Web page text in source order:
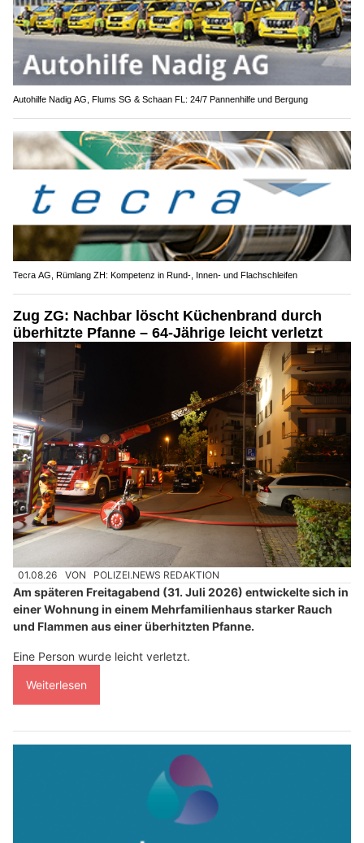
Autohilfe Nadig AG, Flums SG & Schaan FL: 24/7 Pannenhilfe und Bergung
Tecra AG, Rümlang ZH: Kompetenz in Rund-, Innen- und Flachschleifen
Zug ZG: Nachbar löscht Küchenbrand durch
überhitzte Pfanne – 64-Jährige leicht verletzt
01.08.26 VON POLIZEI.NEWS REDAKTION
Am späteren Freitagabend (31. Juli 2026) entwickelte sich in
einer Wohnung in einem Mehrfamilienhaus starker Rauch
und Flammen aus einer überhitzten Pfanne.
Eine Person wurde leicht verletzt.
Weiterlesen